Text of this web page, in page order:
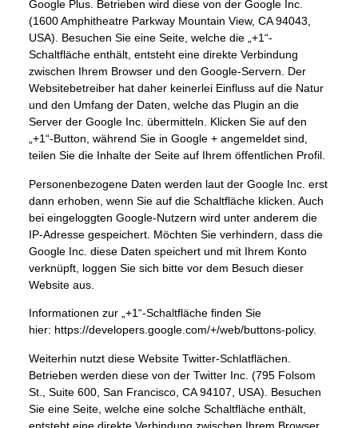
Google Plus. Betrieben wird diese von der Google Inc.
(1600 Amphitheatre Parkway Mountain View, CA 94043,
USA). Besuchen Sie eine Seite, welche die „+1“-
Schaltfläche enthält, entsteht eine direkte Verbindung
zwischen Ihrem Browser und den Google-Servern. Der
Websitebetreiber hat daher keinerlei Einfluss auf die Natur
und den Umfang der Daten, welche das Plugin an die
Server der Google Inc. übermitteln. Klicken Sie auf den
„+1“-Button, während Sie in Google + angemeldet sind,
teilen Sie die Inhalte der Seite auf Ihrem öffentlichen Profil.
Personenbezogene Daten werden laut der Google Inc. erst
dann erhoben, wenn Sie auf die Schaltfläche klicken. Auch
bei eingeloggten Google-Nutzern wird unter anderem die
IP-Adresse gespeichert. Möchten Sie verhindern, dass die
Google Inc. diese Daten speichert und mit Ihrem Konto
verknüpft, loggen Sie sich bitte vor dem Besuch dieser
Website aus.
Informationen zur „+1“-Schaltfläche finden Sie
hier: https://developers.google.com/+/web/buttons-policy.
Weiterhin nutzt diese Website Twitter-Schlatflächen.
Betrieben werden diese von der Twitter Inc. (795 Folsom
St., Suite 600, San Francisco, CA 94107, USA). Besuchen
Sie eine Seite, welche eine solche Schaltfläche enthält,
entsteht eine direkte Verbindung zwischen Ihrem Browser